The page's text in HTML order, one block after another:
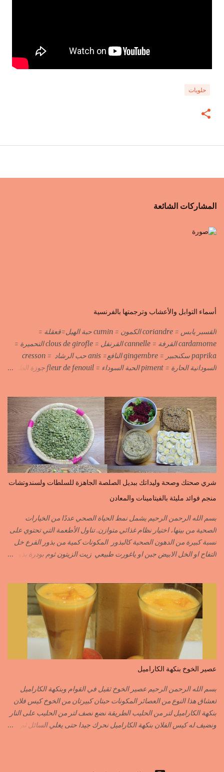
حلويات
المشاركات الشائعة
أسماء التوابل والأعشاب وترجمتها بالفرنسية
القسبر يابس = coriandre الكمون = cumin حبة الهيل=قعقلة =
cardamome القرفة = cannelle القرنفل = clous de girofle التحميرة =
paprika سكنجبير = gingembre النافع= anis حب الرشاد = cresson
السودانية الحارة = piment الحبة السوداء = fleur de fenouil جوزة الطيب
=nigelle اليبزار الأبيض=poivre blonc الخرقوم =safran des
indes=curcuma اليبزار الأسود=poivre noir زعفران=safran
جنجلان=grains de sésame الكبابة=cubèbe=piment de jamaique
بسيبيسة=macis الكوزة الصحراوية=maniguette عرق السوس=reglisse
لسان الطير=fruit de frène النافع نجيمات=badiane ظهر فلفل=poivre
long الفلفلة الحلوة……………PIMENT DOUX الفلفلة الحارة……………
القرفة……………………..CANNELLE الكمون…………………….CUMIN الفلفلة
الابزار………………………POIVRE راس الحانوت …………. RASS EL HANOUT
C’EST L ...
شري صحتك وصحة وليداتك ببديل الصلصة الجاهزة للسلطات ولسندوتشات
منجم فوائد مليئة بالفيتامينات والمعادن
بسم الله الرحمن الرحيم يشمل نمط الحياة الصحي عددًا من الخيارات
الصحية من بينها، اختيار نظام غذائي متوازن. تناول الأطعمة التي تحتوي على
نسبة كبيرة من الدهون الصحية كالبذور المكونات كمية من بذور القرع خل
التفاح او الخل الابيض جبن او ياغورت طبيعي زيت الزيتون ثوم بودرة بذور
si=EjD0K3Lgs58txUgM
عصير الخوخ بنكهة الكاراميل
بسم الله الرحمن الرحيم عصير الخوخ ثقيل في القوام وبنكهة الكاراميل
لعشاق هذا النوع من العصائر المكونات حبتان كبيرتان من الخوخ كيس فلان
بنكهة الكاراميل لتر من الحليب الطريقة نضع نصف لتر من الحليب على النار
ونضيف له كيس الفلان بنكهة الكاراميل نحرك جيدا حتى يغلي السائل ثم